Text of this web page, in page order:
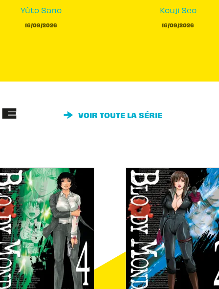
Yûto Sano
16/09/2026
Kouji Seo
16/09/2026
VOIR TOUTE LA SÉRIE